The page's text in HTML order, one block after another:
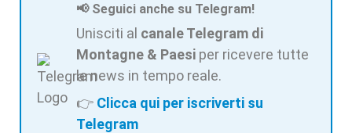
📢 Seguici anche su Telegram!
Unisciti al canale Telegram di
Montagne & Paesi per ricevere tutte
le news in tempo reale.
👉 Clicca qui per iscriverti su
Telegram